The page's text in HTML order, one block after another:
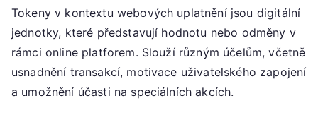
Tokeny v kontextu webových uplatnění jsou digitální
jednotky, které představují hodnotu nebo odměny v
rámci online platforem. Slouží různým účelům, včetně
usnadnění transakcí, motivace uživatelského zapojení
a umožnění účasti na speciálních akcích.